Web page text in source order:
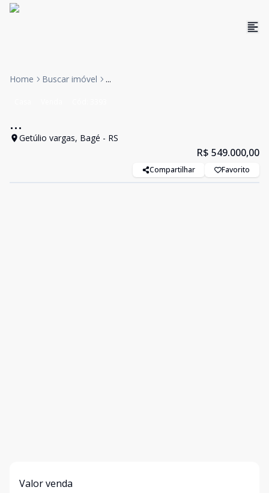
Home Buscar imóvel ...
...
Getúlio vargas, Bagé - RS
R$ 549.000,00
Compartilhar Favorito
Valor venda